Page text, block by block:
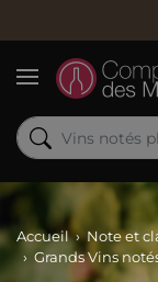
Menu
Accueil
Note et
Grands Vins